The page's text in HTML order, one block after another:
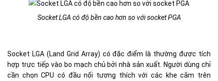
Socket LGA có độ bền cao hơn so với socket PGA
Socket LGA (Land Grid Array) có đặc điểm là thường được tích
hợp trực tiếp vào bo mạch chủ bởi nhà sản xuất. Người dùng chỉ
cần chọn CPU có đầu nối tương thích với các khe cắm trên